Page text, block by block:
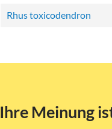
Rhus toxicodendron
Ihre Meinung